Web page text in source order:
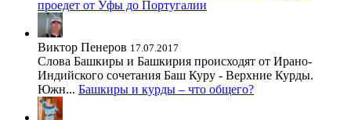
проедет от Уфы до Португалии
Виктор Пенеров 17.07.2017
Слова Башкиры и Башкирия происходят от Ирано-
Индийского сочетания Баш Куру - Верхние Курды.
Южн... Башкиры и курды – что общего?